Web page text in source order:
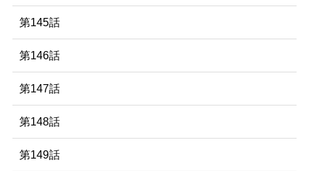
第145話
第146話
第147話
第148話
第149話